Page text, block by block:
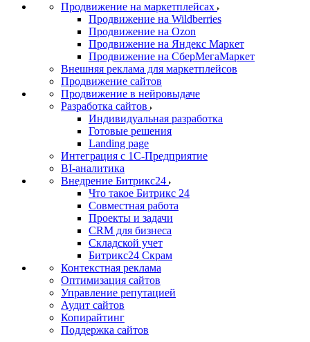
Продвижение на маркетплейсах
Продвижение на Wildberries
Продвижение на Ozon
Продвижение на Яндекс Маркет
Продвижение на СберМегаМаркет
Внешняя реклама для маркетплейсов
Продвижение сайтов
Продвижение в нейровыдаче
Разработка сайтов
Индивидуальная разработка
Готовые решения
Landing page
Интеграция с 1С-Предприятие
BI-аналитика
Внедрение Битрикс24
Что такое Битрикс 24
Совместная работа
Проекты и задачи
СRМ для бизнеса
Складской учет
Битрикс24 Скрам
Контекстная реклама
Оптимизация сайтов
Управление репутацией
Аудит сайтов
Копирайтинг
Поддержка сайтов